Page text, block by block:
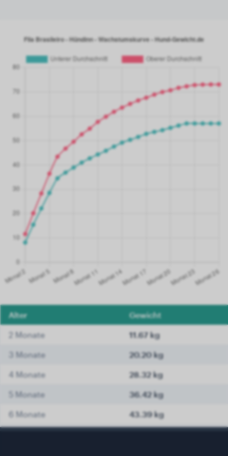
24 Monate
25 Monate 82.00 kg
Alter Gewicht
2 Monate 11.67 kg
3 Monate 20.20 kg
4 Monate 28.32 kg
5 Monate 36.42 kg
6 Monate 43.39 kg